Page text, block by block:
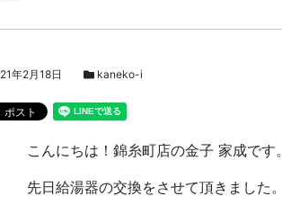
日年2月18日
スタッフブログカテゴリー
kaneko-i
こんにちは！錦糸町店の金子 家成です。
先日給湯器の交換をさせて頂きました。